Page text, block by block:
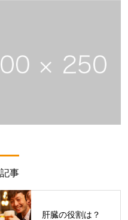
事
肝臓の役割は？